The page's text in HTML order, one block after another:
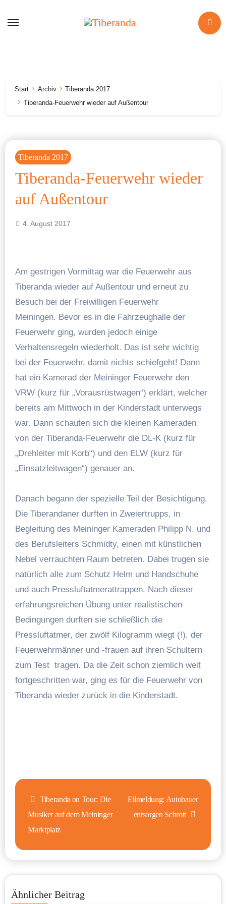
Inhalt
Start Archiv
Tiberanda 2017
Tiberanda-Feuerwehr wieder auf Außentour
Tiberanda 2017
Tiberanda-Feuerwehr wieder
auf Außentour
4. August 2017
Am gestrigen Vormittag war die Feuerwehr aus
Tiberanda wieder auf Außentour und erneut zu
Besuch bei der Freiwilligen Feuerwehr
Meiningen. Bevor es in die Fahrzeughalle der
Feuerwehr ging, wurden jedoch einige
Verhaltensregeln wiederholt. Das ist sehr wichtig
bei der Feuerwehr, damit nichts schiefgeht! Dann
hat ein Kamerad der Meininger Feuerwehr den
VRW (kurz für „Vorausrüstwagen“) erklärt, welcher
bereits am Mittwoch in der Kinderstadt unterwegs
war. Dann schauten sich die kleinen Kameraden
von der Tiberanda-Feuerwehr die DL-K (kurz für
„Drehleiter mit Korb“) und den ELW (kurz für
„Einsatzleitwagen“) genauer an.
Danach begann der spezielle Teil der Besichtigung.
Die Tiberandaner durften in Zweiertrupps, in
Begleitung des Meininger Kameraden Philipp N. und
des Berufsleiters Schmidty, einen mit künstlichen
Nebel verrauchten Raum betreten. Dabei trugen sie
natürlich alle zum Schutz Helm und Handschuhe
und auch Pressluftatmerattrappen. Nach dieser
erfahrungsreichen Übung unter realistischen
Bedingungen durften sie schließlich die
Pressluftatmer, der zwölf Kilogramm wiegt (!), der
Feuerwehrmänner und -frauen auf ihren Schultern
zum Test tragen. Da die Zeit schon ziemlich weit
fortgeschritten war, ging es für die Feuerwehr von
Tiberanda wieder zurück in die Kinderstadt.
Beitragsnavigation
Tiberanda on Tour: Die
Musiker auf dem Meininger
Marktplatz
Eilmeldung: Autobauer
entsorgen Schrott
Ähnlicher Beitrag